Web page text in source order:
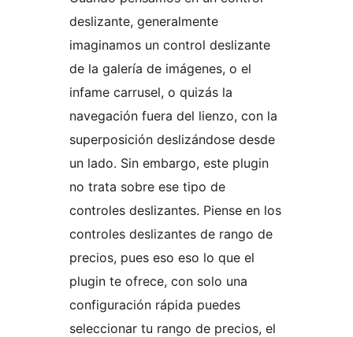
deslizante, generalmente
imaginamos un control deslizante
de la galería de imágenes, o el
infame carrusel, o quizás la
navegación fuera del lienzo, con la
superposición deslizándose desde
un lado. Sin embargo, este plugin
no trata sobre ese tipo de
controles deslizantes. Piense en los
controles deslizantes de rango de
precios, pues eso eso lo que el
plugin te ofrece, con solo una
configuración rápida puedes
seleccionar tu rango de precios, el